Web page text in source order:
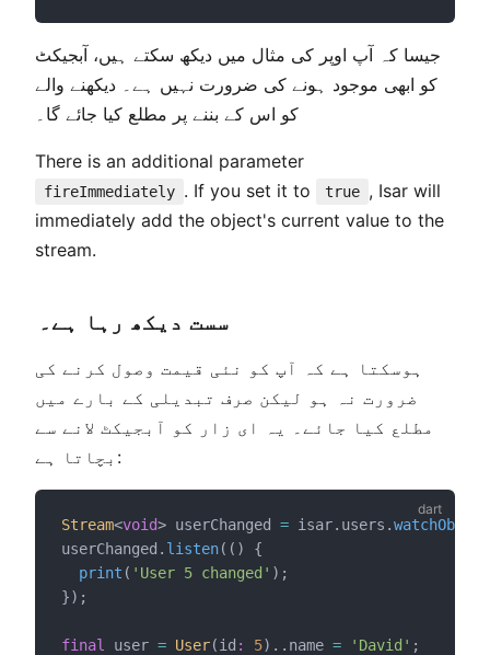
جیسا کہ آپ اوپر کی مثال میں دیکھ سکتے ہیں، آبجیکٹ
کو ابھی موجود ہونے کی ضرورت نہیں ہے۔ دیکھنے والے
کو اس کے بننے پر مطلع کیا جائے گا۔
There is an additional parameter
fireImmediately . If you set it to true , Isar will
immediately add the object's current value to the
stream.
سست دیکھ رہا ہے۔
ہوسکتا ہے کہ آپ کو نئی قیمت وصول کرنے کی
ضرورت نہ ہو لیکن صرف تبدیلی کے بارے میں
مطلع کیا جائے۔ یہ ای زار کو آبجیکٹ لانے سے
بچاتا ہے:
Stream<void> userChanged = isar.users.
userChanged. listen(() {
print ( 'User 5 changed' );
});
final user = User(id : 5)..name = 'David' ;